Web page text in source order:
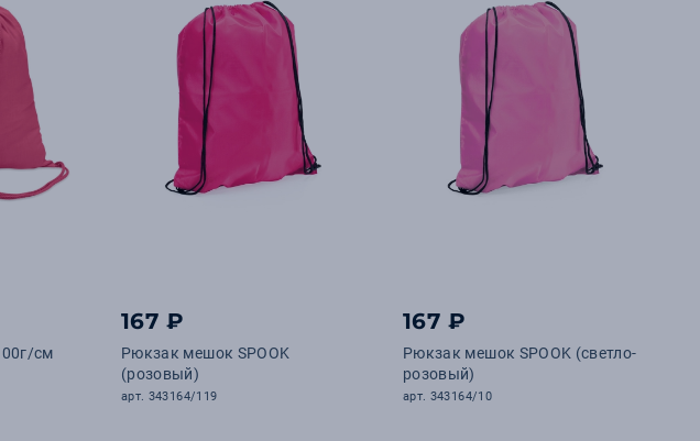
см
167 ₽
Рюкзак мешок SPOOK
(розовый)
арт. 343164/119
167 ₽
Рюкзак мешок SPOOK (светло-
розовый)
арт. 343164/10